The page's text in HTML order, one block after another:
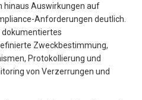
hinaus Auswirkungen auf
Anforderungen deutlich.
dokumentiertes
Zweckbestimmung,
Protokollierung und
von Verzerrungen und